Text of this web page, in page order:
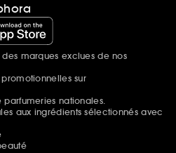
marques exclues de nos
sur
nationales.
aux ingrédients sélectionnés avec